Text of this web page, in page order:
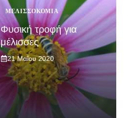
ΜΕΛΙΣΣΟΚΟΜΊΑ
Φυσική τροφή για
μέλισσες
21 Μαΐου 2020